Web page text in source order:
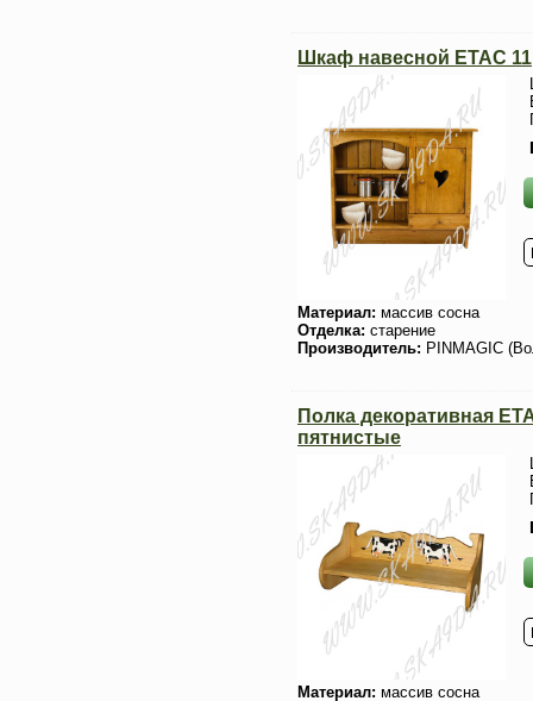
Шкаф навесной ETAC 11
Материал: массив сосна
Отделка: старение
Производитель: PINMAGIC
Полка декоративная
пятнистые
Материал: массив сосна